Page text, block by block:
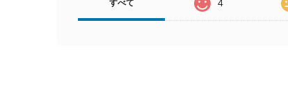
すべて 4